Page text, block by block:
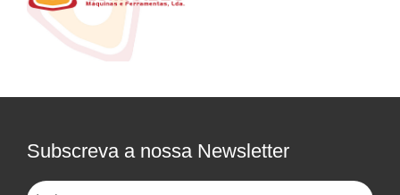
Subscreva a nossa Newsletter